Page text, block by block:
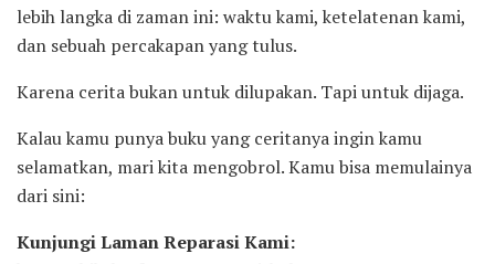
lebih langka di zaman ini: waktu kami, ketelatenan kami,
dan sebuah percakapan yang tulus.
Karena cerita bukan untuk dilupakan. Tapi untuk dijaga.
Kalau kamu punya buku yang ceritanya ingin kamu
selamatkan, mari kita mengobrol. Kamu bisa memulainya
dari sini:
Kunjungi Laman Reparasi Kami: